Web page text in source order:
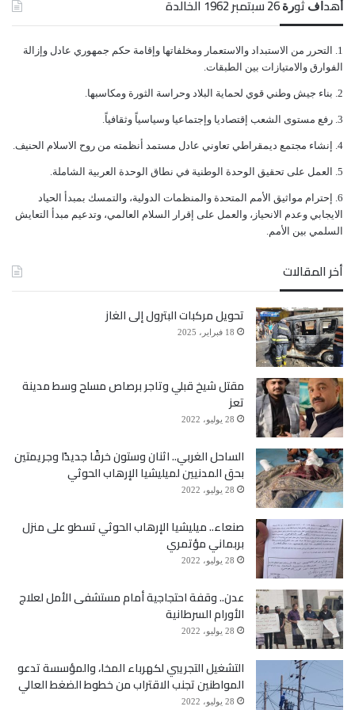
تزامن مع استهداف الحوثيين مدينة المخا بصاروخ
ومواصلة الحوثيين هجماتهم العابرة للحدود على السعودية.
بالمقابل شن التحالف بقيادة السعودية غارات جوية، لا
سيما الإعلان عن ضربات على محافظات صنعاء وصعدة
ومأرب في 20 نوفمبر.ولفت التقرير، إلى التدهور الأمني
تشرين الثاني وقتلت صحفية يمنية حامل في مدينة عدن.
كما تناول التقرير، الاحتجاجات التي شهدتها محافظات لحج
وأسعار الوقود.
واشار التقرير، إلى استمرار التوترات بين المجلس
الانتقالي الجنوبي والحكومة، ولا سيما في محافظة شبوة،
وسط تعثر تنفيذ اتفاق الرياض، إضافة إلى إخلاء التحالف
بقيادة السعودية معظم قواته من عدن في 11 نوفمبر، ما
قد يهدد بانهيار اتفاق الرياض.
على الصعيد الدبلوماسي، ذكرت التقرير، أن مبعوث الأمم
المتحدة هانز غروندبرغ، واصل جولة الاستماع الإقليمية في
عدن ومحافظة تعز والعاصمة الإيرانية طهران، ترافق ذلك
مع تدهور الوضع الاقتصادي وانخفاض الريال إلى مستوى
قياسي متدني، حيث تجاوز (1500) ريال مقابل الدولار،
ﺃﻫﺪﺍﻑ ﺛﻮﺭﺓ 26 ﺳﺒﺘﻤﺒﺮ 1962 الخالدة
ﺍﻟﺘﺤﺮﺭ ﻣﻦ ﺍﻻﺳﺘﺒﺪﺍﺩ ﻭﺍﻻﺳﺘﻌﻤﺎﺭ ﻭﻣﺨﻠﻔﺎﺗﻬﺎ ﻭﺇﻗﺎﻣﺔ ﺣﻜﻢ ﺟﻤﻬﻮﺭﻱ ﻋﺎﺩﻝ ﻭﺇﺯﺍﻟﺔ
ﺍﻟﻔﻮﺍﺭﻕ ﻭﺍﻻﻣﺘﻴﺎﺯﺍﺕ ﺑﻴﻦ ﺍﻟﻄﺒﻘﺎﺕ.
ﺑﻨﺎﺀ ﺟﻴﺶ ﻭﻃﻨﻲ ﻗﻮﻱ ﻟﺤﻤﺎﻳﺔ ﺍﻟﺒﻼﺩ ﻭﺣﺮﺍﺳﺔ ﺍﻟﺜﻮﺭﺓ ﻭﻣﻜﺎﺳﺒﻬﺎ.
ﺭﻓﻊ ﻣﺴﺘﻮﻯ ﺍﻟﺸﻌﺐ ﺇﻗﺘﺼﺎﺩﻳﺎ ﻭﺇﺟﺘﻤﺎﻋﻴﺎ ﻭﺳﻴﺎﺳﻴﺎً ﻭﺛﻘﺎﻓﻴﺎً.
ﺇﻧﺸﺎﺀ ﻣﺠﺘﻤﻊ ﺩﻳﻤﻘﺮﺍﻃﻲ ﺗﻌﺎﻭﻧﻲ ﻋﺎﺩﻝ ﻣﺴﺘﻤﺪ ﺃﻧﻈﻤﺘﻪ ﻣﻦ ﺭﻭﺡ ﺍﻻﺳﻼﻡ ﺍﻟﺤﻨﻴﻒ.
ﺍﻟﻌﻤﻞ ﻋﻠﻰ ﺗﺤﻘﻴﻖ ﺍﻟﻮﺣﺪﺓ ﺍﻟﻮﻃﻨﻴﺔ ﻓﻲ ﻧﻄﺎﻕ ﺍﻟﻮﺣﺪﺓ ﺍﻟﻌﺮﺑﻴﺔ ﺍﻟﺸﺎﻣﻠﺔ.
ﺇﺣﺘﺮﺍﻡ ﻣﻮﺍﺛﻴﻖ الأﻣﻢ ﺍﻟﻤﺘﺤﺪﺓ ﻭﺍﻟﻤﻨﻈﻤﺎﺕ ﺍﻟﺪﻭﻟﻴﺔ، ﻭﺍﻟﺘﻤﺴﻚ ﺑﻤﺒﺪﺃ ﺍﻟﺤﻴﺎﺩ
ﺍﻻﻳﺠﺎﺑﻲ ﻭﻋﺪﻡ ﺍﻻﻧﺤﻴﺎﺯ، ﻭﺍﻟﻌﻤﻞ ﻋﻠﻰ ﺇﻗﺮﺍﺭ ﺍﻟﺴﻼﻡ ﺍﻟﻌﺎﻟﻤﻲ، ﻭﺗﺪﻋﻴﻢ ﻣﺒﺪﺃ ﺍﻟﺘﻌﺎﻳﺶ
ﺍﻟﺴﻠﻤﻲ ﺑﻴﻦ ﺍﻷﻣﻢ.
أخر المقالات
تحويل مركبات البترول إلى الغاز
18 فبراير، 2025
مقتل شيخ قبلي وتاجر برصاص مسلح وسط مدينة
تعز
28 يوليو، 2022
الساحل الغربي.. اثنان وستون خرقًا جديدًا وجريمتين
بحق المدنيين لميليشيا الإرهاب الحوثي
28 يوليو، 2022
صنعاء.. ميليشيا الإرهاب الحوثي تسطو على منزل
بربماني مؤتمري
28 يوليو، 2022
عدن.. وقفة احتجاجية أمام مستشفى الأمل لعلاج
الأورام السرطانية
28 يوليو، 2022
التشغيل التجريبي لكهرباء المخا، والمؤسسة تدعو
المواطنين تجنب الاقتراب من خطوط الضغط العالي
28 يوليو، 2022